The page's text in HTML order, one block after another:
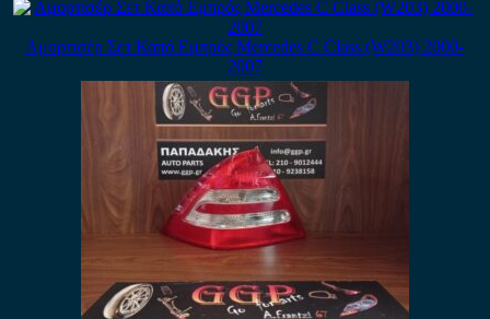
Αμορτισέρ Σετ Καπό Εμπρός Mercedes C Class (W203) 2000-
2007